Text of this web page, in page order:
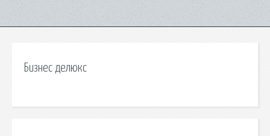
Бизнес делюкс